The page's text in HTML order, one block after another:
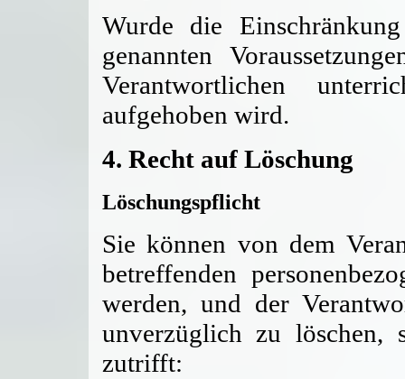
Wurde die
genannten
Verantwortlichen
aufgehoben wird.
4. Recht auf Löschung
Löschungspflicht
Sie können von dem
betreffenden
werden, und der
unverzüglich zu löschen,
zutrifft: